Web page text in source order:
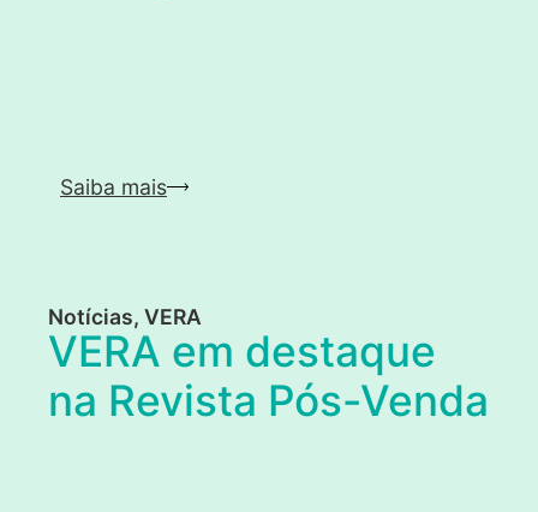
Saiba mais
Notícias, VERA
VERA em destaque
na Revista Pós-Venda